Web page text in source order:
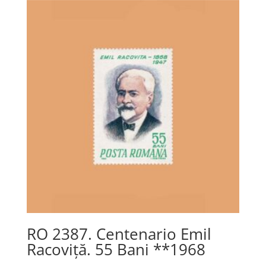
RO 2387. Centenario Emil
Racoviță. 55 Bani **1968